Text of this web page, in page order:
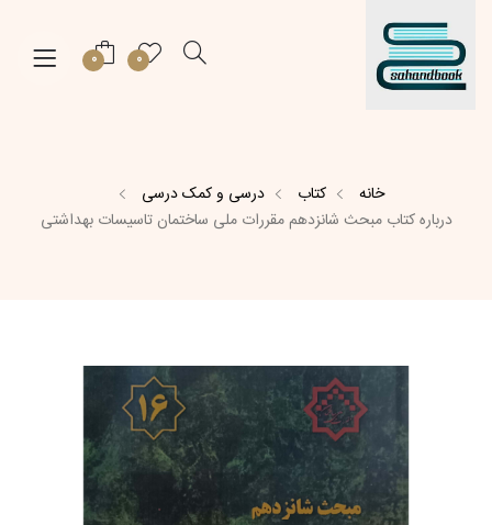
0
0
خانه کتاب
درسی و کمک درسی
درباره کتاب مبحث شانزدهم مقررات ملی ساختمان تاسیسات بهداشتی